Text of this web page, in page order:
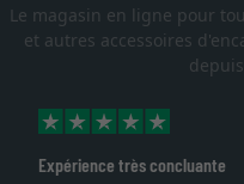
Le magasin en ligne pour
et autres accessoires
Expérience très concluante